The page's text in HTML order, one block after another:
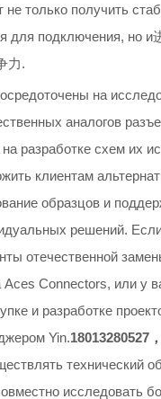
не только получить
для подключения, но и
力.
на
аналогов
разработке схем их
клиентам
образцов и
решений.
отечественной
Connectors, или у
и разработке
Yin.18013280527
технический
исследовать